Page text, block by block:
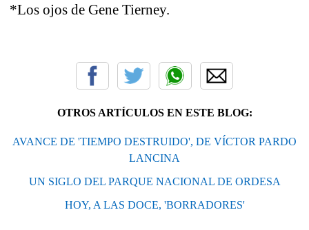
*Los ojos de Gene Tierney.
OTROS ARTÍCULOS EN ESTE BLOG:
AVANCE DE 'TIEMPO DESTRUIDO', DE VÍCTOR PARDO
LANCINA
UN SIGLO DEL PARQUE NACIONAL DE ORDESA
HOY, A LAS DOCE, 'BORRADORES'